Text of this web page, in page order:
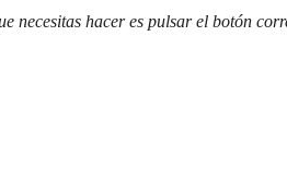
necesitas hacer es pulsar el botón